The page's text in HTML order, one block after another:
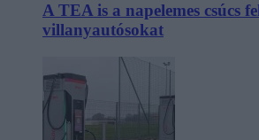
A TEA is a napelemes csúcs
villanyautósokat